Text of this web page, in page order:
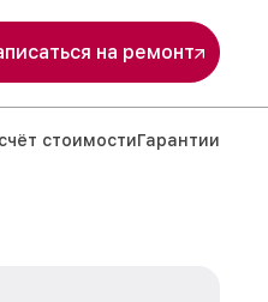
на ремонт
стоимостиГарантии